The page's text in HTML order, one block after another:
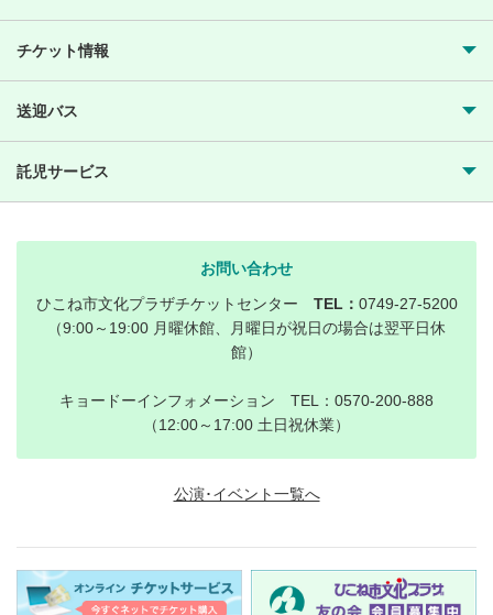
チケット情報
送迎バス
託児サービス
お問い合わせ
ひこね市文化プラザチケットセンター TEL： 0749-27-5200
（9:00～19:00 月曜休館、月曜日が祝日の場合は翌平日休
館）
キョードーインフォメーション TEL：0570-200-888
（12:00～17:00 土日祝休業）
公演･イベント一覧へ